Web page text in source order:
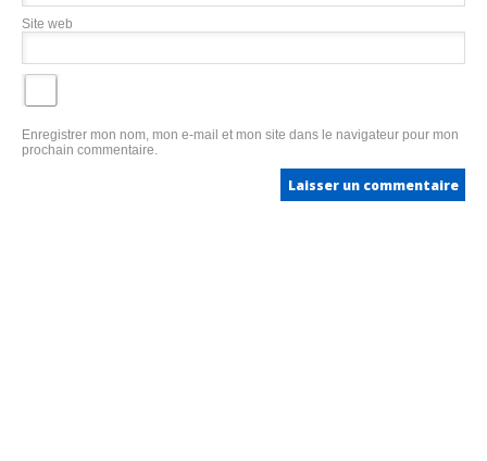
Site web
Enregistrer mon nom, mon e-mail et mon site dans le navigateur pour mon
prochain commentaire.